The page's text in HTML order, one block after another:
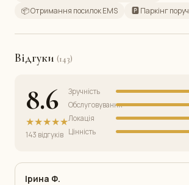
📦 Отримання посилок EMS
🅿️ Паркінг поруч
Відгуки (143)
8.6
★★★★★
143 відгуків
Зручність
Обслуговування
Локація
Цінність
Ірина Ф.